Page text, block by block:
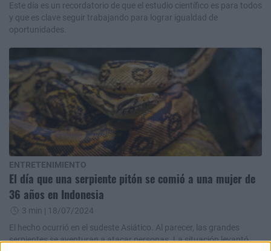
Este día es un recordatorio de que el estudio científico es para todos
y que es clave seguir trabajando para lograr igualdad de
oportunidades.
ENTRETENIMIENTO
El día que una serpiente pitón se comió a una mujer de
36 años en Indonesia
3 min | 18/07/2024
El hecho ocurrió en el sudeste Asiático. Al parecer, las grandes
serpientes se aventuran a atacar personas. La situación levantó